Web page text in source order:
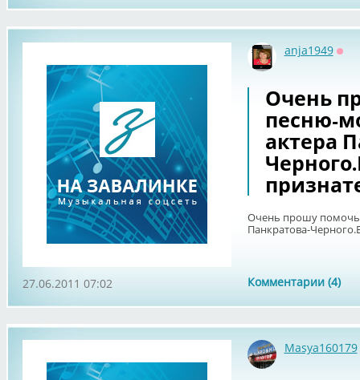
anja1949
Очень
песню-
актера
Очень прошу помочь
Панкратова-
Комментарии (4)
27.06.2011 07:02
Masya160179